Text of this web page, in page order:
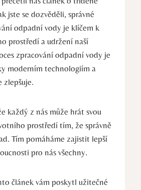
jste se dozvěděli, správné
odpadní vody je klíčem k
prostředí a udržení naší
zpracování odpadní vody je
moderním technologiím a
zlepšuje.
každý z nás může hrát svou
prostředí tím, že správně
Tím pomáháme zajistit lepší
pro nás všechny.
článek vám poskytl užitečné